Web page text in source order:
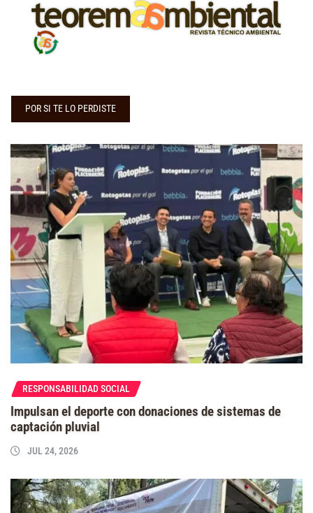
POR SI TE LO PERDISTE
RESPONSABILIDAD SOCIAL
Impulsan el deporte con donaciones de sistemas de
captación pluvial
JUL 24, 2026